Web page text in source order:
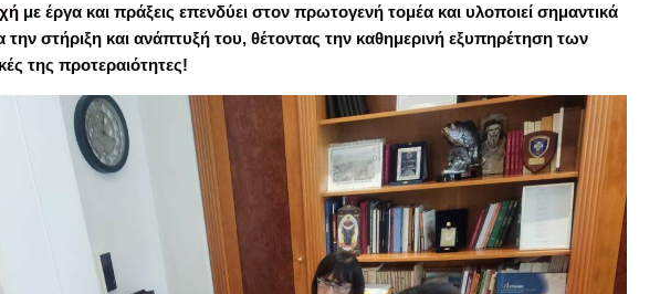
με έργα και πράξεις επενδύει στον πρωτογενή τομέα και υλοποιεί σημαντικά
στήριξη και ανάπτυξή του, θέτοντας την καθημερινή εξυπηρέτηση των
της προτεραιότητες!